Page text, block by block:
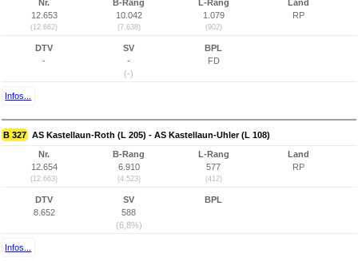
Nr.
12.653
(12.662)
B-Rang
10.042
(7.638)
L-Rang
1.079
(902)
Land
RP
DTV
-
SV
-
(-)
BPL
FD
Infos...
B 327 AS Kastellaun-Roth (L 205) - AS Kastellaun-Uhler (L 108)
Nr.
12.654
(12.663)
B-Rang
6.910
(4.523)
L-Rang
577
(412)
Land
RP
DTV
8.652
SV
588
(6,8%)
BPL
Infos...